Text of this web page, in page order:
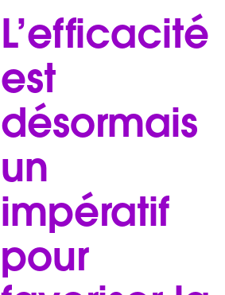
L’efficacité
est
désormais
un
impératif
pour